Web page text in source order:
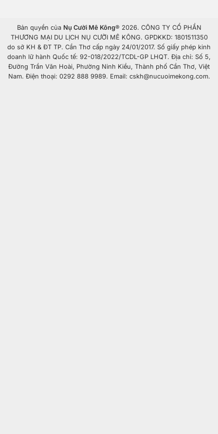
Bản quyền của Nụ Cười Mê Kông® 2026. CÔNG TY CỔ PHẦN
THƯƠNG MẠI DU LỊCH NỤ CƯỜI MÊ KÔNG. GPDKKD: 1801511350
do sở KH & ĐT TP. Cần Thơ cấp ngày 24/01/2017. Số giấy phép kinh
doanh lữ hành Quốc tế: 92-018/2022/TCDL-GP LHQT. Địa chỉ: Số 5,
Đường Trần Văn Hoài, Phường Ninh Kiều, Thành phố Cần Thơ, Việt
Nam. Điện thoại: 0292 888 9989. Email: cskh@nucuoimekong.com.